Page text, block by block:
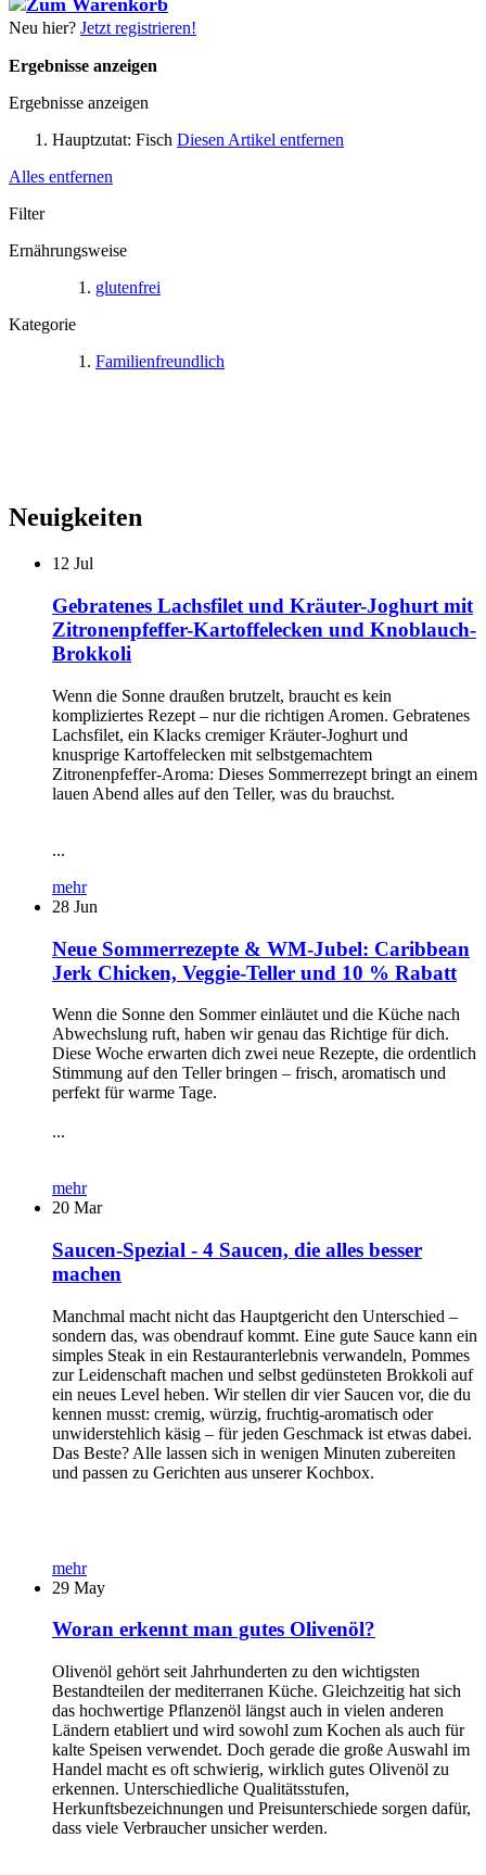
Neu hier? Jetzt registrieren!
Ergebnisse anzeigen
Ergebnisse anzeigen
Hauptzutat: Fisch Diesen Artikel entfernen
Alles entfernen
Filter
Ernährungsweise
glutenfrei
Kategorie
Familienfreundlich
Neuigkeiten
12 Jul
Gebratenes Lachsfilet und Kräuter-Joghurt mit
Zitronenpfeffer-Kartoffelecken und Knoblauch-
Brokkoli
Wenn die Sonne draußen brutzelt, braucht es kein
kompliziertes Rezept – nur die richtigen Aromen. Gebratenes
Lachsfilet, ein Klacks cremiger Kräuter-Joghurt und
knusprige Kartoffelecken mit selbstgemachtem
Zitronenpfeffer-Aroma: Dieses Sommerrezept bringt an einem
lauen Abend alles auf den Teller, was du brauchst.
...
mehr
28 Jun
Neue Sommerrezepte & WM-Jubel: Caribbean
Jerk Chicken, Veggie-Teller und 10 % Rabatt
Wenn die Sonne den Sommer einläutet und die Küche nach
Abwechslung ruft, haben wir genau das Richtige für dich.
Diese Woche erwarten dich zwei neue Rezepte, die ordentlich
Stimmung auf den Teller bringen – frisch, aromatisch und
perfekt für warme Tage.
...
mehr
20 Mar
Saucen-Spezial - 4 Saucen, die alles besser
machen
Manchmal macht nicht das Hauptgericht den Unterschied –
sondern das, was obendrauf kommt. Eine gute Sauce kann ein
simples Steak in ein Restauranterlebnis verwandeln, Pommes
zur Leidenschaft machen und selbst gedünsteten Brokkoli auf
ein neues Level heben. Wir stellen dir vier Saucen vor, die du
kennen musst: cremig, würzig, fruchtig-aromatisch oder
unwiderstehlich käsig – für jeden Geschmack ist etwas dabei.
Das Beste? Alle lassen sich in wenigen Minuten zubereiten
und passen zu Gerichten aus unserer Kochbox.
mehr
29 May
Woran erkennt man gutes Olivenöl?
Olivenöl gehört seit Jahrhunderten zu den wichtigsten
Bestandteilen der mediterranen Küche. Gleichzeitig hat sich
das hochwertige Pflanzenöl längst auch in vielen anderen
Ländern etabliert und wird sowohl zum Kochen als auch für
kalte Speisen verwendet. Doch gerade die große Auswahl im
Handel macht es oft schwierig, wirklich gutes Olivenöl zu
erkennen. Unterschiedliche Qualitätsstufen,
Herkunftsbezeichnungen und Preisunterschiede sorgen dafür,
dass viele Verbraucher unsicher werden.